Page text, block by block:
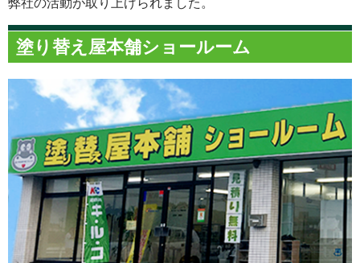
弊社の活動が取り上げられました。
塗り替え屋本舗ショールーム